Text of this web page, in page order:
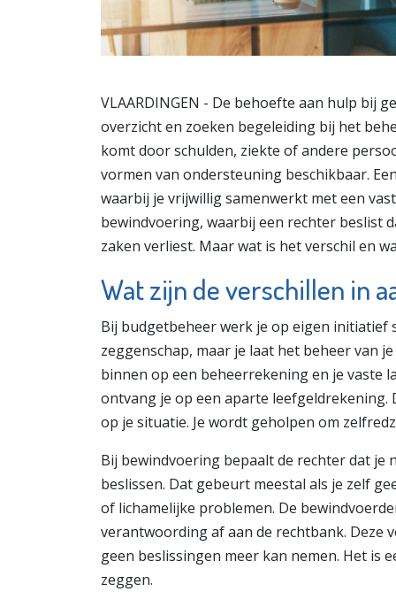
VLAARDINGEN - De behoefte aan hulp bij
overzicht en zoeken begeleiding bij het
komt door schulden, ziekte of andere
vormen van ondersteuning beschikbaar.
waarbij je vrijwillig samenwerkt met een
bewindvoering, waarbij een rechter beslist
zaken verliest. Maar wat is het verschil en
Wat zijn de verschillen in
Bij budgetbeheer werk je op eigen initiatief
zeggenschap, maar je laat het beheer van
binnen op een beheerrekening en je vaste
ontvang je op een aparte leefgeldrekening.
op je situatie. Je wordt geholpen om
Bij bewindvoering bepaalt de rechter dat je
beslissen. Dat gebeurt meestal als je zelf
of lichamelijke problemen. De
verantwoording af aan de rechtbank. Deze
geen beslissingen meer kan nemen. Het is
zeggen.